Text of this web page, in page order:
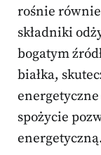
rośnie
składniki
bogatym
białka,
spożycie